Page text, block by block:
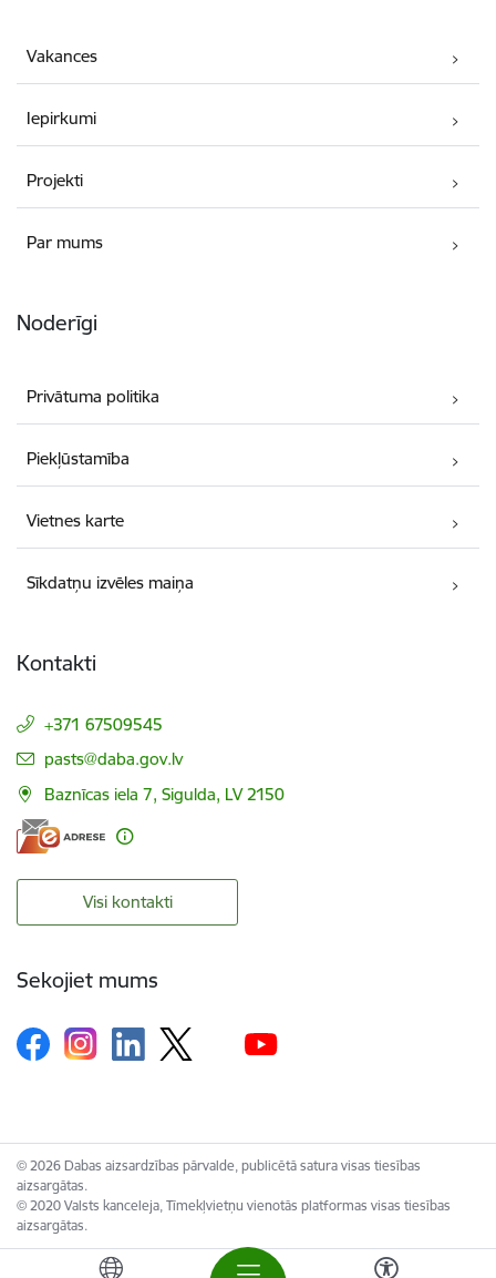
Vakances
Iepirkumi
Projekti
Par mums
Noderīgi
Privātuma politika
Piekļūstamība
Vietnes karte
Sīkdatņu izvēles maiņa
Kontakti
+371 67509545
E-pasts:
pasts@daba.gov.lv
Baznīcas iela 7, Sigulda, LV 2150
Visi kontakti
Sekojiet mums
© 2026 Dabas aizsardzības pārvalde, publicētā satura visas tiesības
aizsargātas.
© 2020 Valsts kanceleja, Tīmekļvietņu vienotās platformas visas tiesības
aizsargātas.